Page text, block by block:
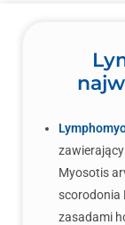
Myosotis
scorodonia
zasadami